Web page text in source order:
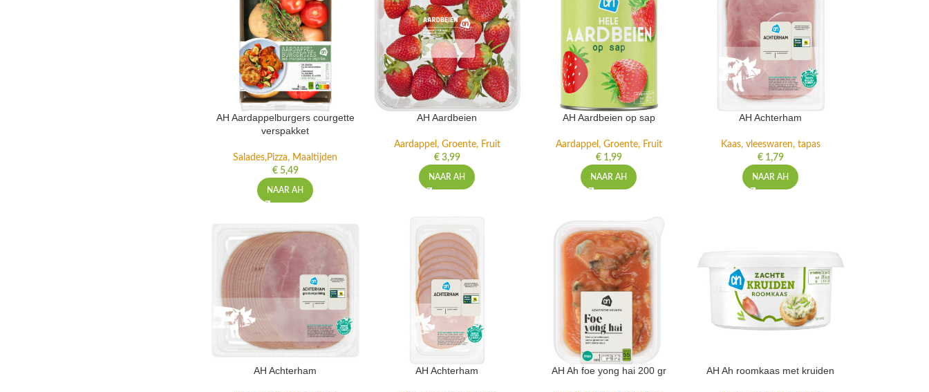
AH Aardappelburgers courgette
verspakket
Salades,Pizza, Maaltijden
€5,49
NAAR AH
AH Aardbeien
Aardappel, Groente, Fruit
€3,99
NAAR AH
AH Aardbeien op sap
Aardappel, Groente, Fruit
€1,99
NAAR AH
AH Achterham
Kaas, vleeswaren, tapas
€1,79
NAAR AH
AH Achterham AH Achterham AH Ah foe yong hai 200 gr AH Ah roomkaas met kruiden